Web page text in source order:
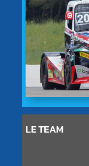
LE TEAM